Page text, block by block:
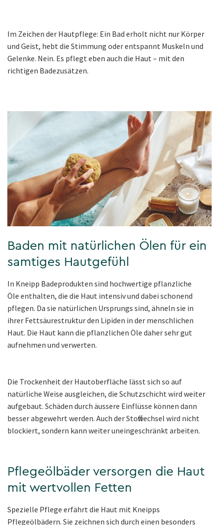
Im Zeichen der Hautpflege: Ein Bad erholt nicht nur Körper
und Geist, hebt die Stimmung oder entspannt Muskeln und
Gelenke. Nein. Es pflegt eben auch die Haut – mit den
richtigen Badezusätzen.
Baden mit natürlichen Ölen für ein
samtiges Hautgefühl
In Kneipp Badeprodukten sind hochwertige pflanzliche
Öle enthalten, die die Haut intensiv und dabei schonend
pflegen. Da sie natürlichen Ursprungs sind, ähneln sie in
ihrer Fettsäurestruktur den Lipiden in der menschlichen
Haut. Die Haut kann die pflanzlichen Öle daher sehr gut
aufnehmen und verwerten.
Die Trockenheit der Hautoberfläche lässt sich so auf
natürliche Weise ausgleichen, die Schutzschicht wird weiter
aufgebaut. Schäden durch äussere Einflüsse können dann
besser abgewehrt werden. Auch der Stoffwechsel wird nicht
blockiert, sondern kann weiter uneingeschränkt arbeiten.
Pflegeölbäder versorgen die Haut
mit wertvollen Fetten
Spezielle Pflege erfährt die Haut mit Kneipps
Pflegeölbädern. Sie zeichnen sich durch einen besonders